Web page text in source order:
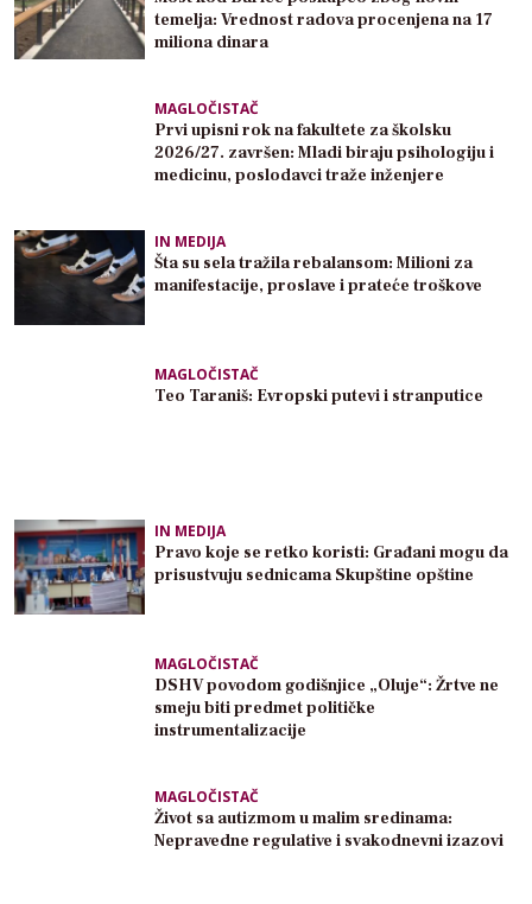
temelja: Vrednost radova procenjena na 17
miliona dinara
MAGLOČISTAČ
Prvi upisni rok na fakultete za školsku
2026/27. završen: Mladi biraju psihologiju i
medicinu, poslodavci traže inženjere
IN MEDIJA
Šta su sela tražila rebalansom: Milioni za
manifestacije, proslave i prateće troškove
MAGLOČISTAČ
Teo Taraniš: Evropski putevi i stranputice
IN MEDIJA
Pravo koje se retko koristi: Građani mogu da
prisustvuju sednicama Skupštine opštine
MAGLOČISTAČ
DSHV povodom godišnjice „Oluje“: Žrtve ne
smeju biti predmet političke
instrumentalizacije
MAGLOČISTAČ
Život sa autizmom u malim sredinama:
Nepravedne regulative i svakodnevni izazovi